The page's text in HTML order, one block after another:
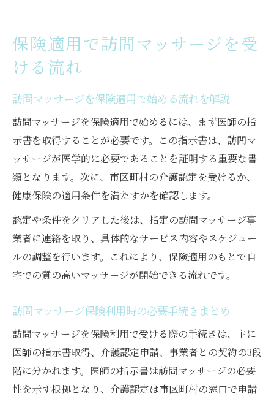
保険適用で訪問マッサージを受
ける流れ
訪問マッサージを保険適用で始める流れを解説
訪問マッサージを保険適用で始めるには、まず医師の指
示書を取得することが必要です。この指示書は、訪問マ
ッサージが医学的に必要であることを証明する重要な書
類となります。次に、市区町村の介護認定を受けるか、
健康保険の適用条件を満たすかを確認します。
認定や条件をクリアした後は、指定の訪問マッサージ事
業者に連絡を取り、具体的なサービス内容やスケジュー
ルの調整を行います。これにより、保険適用のもとで自
宅での質の高いマッサージが開始できる流れです。
訪問マッサージ保険利用時の必要手続きまとめ
訪問マッサージを保険利用で受ける際の手続きは、主に
医師の指示書取得、介護認定申請、事業者との契約の3段
階に分かれます。医師の指示書は訪問マッサージの必要
性を示す根拠となり、介護認定は市区町村の窓口で申請